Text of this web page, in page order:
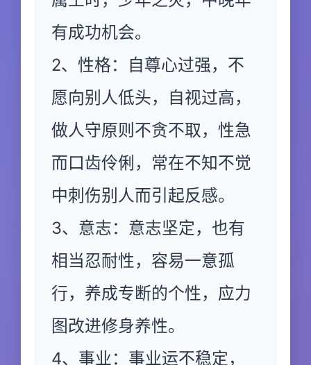
有成功机会。
2、性格：自尊心过强，不
愿向别人低头，自视过高，
做人守原则不贪不取，性急
而口齿伶俐，常在不知不觉
中刺伤别人而引起反感。
3、意志：意志坚定，也有
相当忍耐性，容易一意孤
行，养成专断的个性，应力
图改进修身养性。
4、事业：事业运不稳定，